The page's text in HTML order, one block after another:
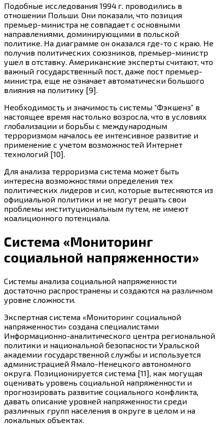
Подобные исследования 1994 г. проводились в
отношении Польши. Они показали, что позиция
премьер-министра не совпадает с основными
направлениями, доминирующими в польской
политике. На диаграмме он оказался где-то с краю. Не
получив политических союзников, премьер-министр
ушел в отставку. Американские эксперты считают, что
важный государственный пост, даже пост премьер-
министра, еще не означает автоматически большого
влияния на политику [9].
Необходимость и значимость системы “Фэкшенз” в
настоящее время настолько возросла, что в условиях
глобализации и борьбы с международным
терроризмом началось ее интенсивное развитие и
применение с учетом возможностей Интернет
технологий [10].
Для анализа терроризма система может быть
интересна возможностями определения тех
политических лидеров и сил, которые вытесняются из
официальной политики и не могут решать свои
проблемы институциональным путем, не имеют
коалиционного потенциала.
Система «Мониторинг
социальной напряженности»
Системы анализа социальной напряженности
достаточно распространены и создаются на различном
уровне сложности.
Экспертная система «Мониторинг социальной
напряженности» создана специалистами
Информационно-аналитического центра региональной
политики и национальной безопасности Уральской
академии государственной службы и используется
администрацией Ямало-Ненецкого автономного
округа. Позиционируется система [11], как могущая
оценивать уровень социальной напряженности и
прогнозировать развитие социального конфликта,
давать описание уровней напряженности среди
различных групп населения в округе в целом и на
локальных объектах.